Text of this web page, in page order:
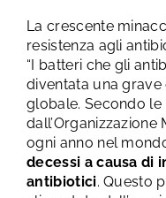
AREA RISERVATA
La crescente
resistenza agli
“I batteri che gli
diventata una grave
globale. Secondo
dall’Organizzazione
ogni anno nel
decessi a causa di
antibiotici. Questo